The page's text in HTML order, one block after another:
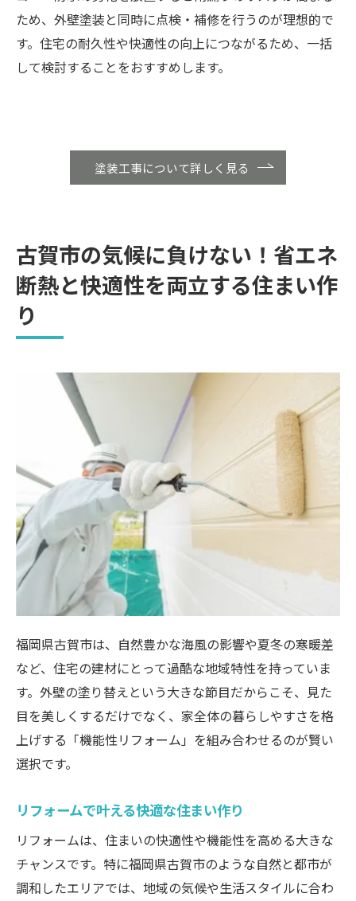
ため、外壁塗装と同時に点検・補修を行うのが理想的で
す。住宅の耐久性や快適性の向上につながるため、一括
して検討することをおすすめします。
塗装工事について詳しく見る
古賀市の気候に負けない！省エネ
断熱と快適性を両立する住まい作
り
福岡県古賀市は、自然豊かな海風の影響や夏冬の寒暖差
など、住宅の建材にとって過酷な地域特性を持っていま
す。外壁の塗り替えという大きな節目だからこそ、見た
目を美しくするだけでなく、家全体の暮らしやすさを格
上げする「機能性リフォーム」を組み合わせるのが賢い
選択です。
リフォームで叶える快適な住まい作り
リフォームは、住まいの快適性や機能性を高める大きな
チャンスです。特に福岡県古賀市のような自然と都市が
調和したエリアでは、地域の気候や生活スタイルに合わ